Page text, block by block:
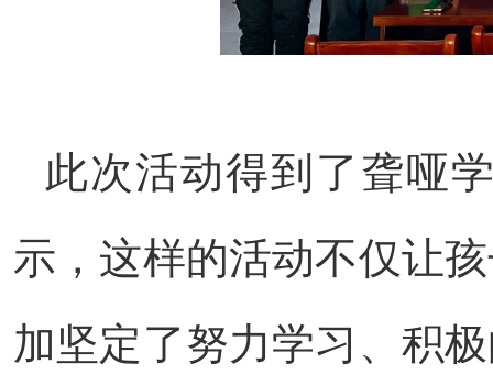
此次活动得到了聋哑
示，这样的活动不仅让
加坚定了努力学习、积